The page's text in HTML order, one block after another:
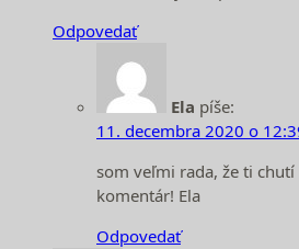
Odpovedať
Ela píše:
11. decembra 2020 o
som veľmi rada, že ti
komentár! Ela
Odpovedať